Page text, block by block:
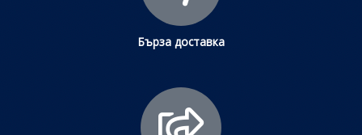
Бърза доставка